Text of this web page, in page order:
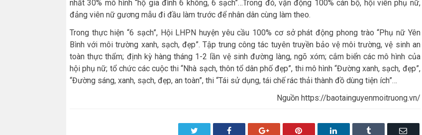
nhất 30% mô hình “hộ gia đình 6 không, 6 sạch”…Trong đó, vận động 100% cán bộ, hội viên phụ nữ,
đảng viên nữ gương mẫu đi đầu làm trước để nhân dân cùng làm theo.
Trong thực hiện “6 sạch”, Hội LHPN huyện yêu cầu 100% cơ sở phát động phong trào “Phụ nữ Yên
Bình với môi trường xanh, sạch, đẹp”. Tập trung công tác tuyên truyền bảo vệ môi trường, vệ sinh an
toàn thực thẩm; định kỳ hàng tháng 1-2 lần vệ sinh đường làng, ngõ xóm; cắm biển các mô hình của
hội phụ nữ; tổ chức các cuộc thi “Nhà sạch, thôn tổ dân phố đẹp”, thi mô hình “Đường xanh, sạch, đẹp”,
“Đường sáng, xanh, sạch, đẹp, an toàn”, thi “Tái sử dụng, tái chế rác thải thành đồ dùng tiện ích”…
Nguồn https://baotainguyenmoitruong.vn/
Twitter Facebook Google+ Pinterest LinkedIn Tumblr Email